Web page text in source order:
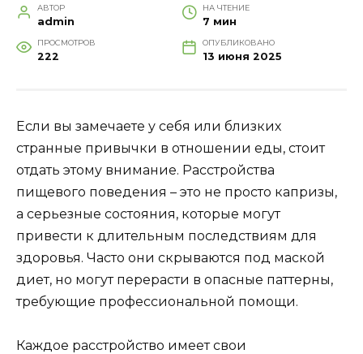
АВТОР
admin
НА ЧТЕНИЕ
7 мин
ПРОСМОТРОВ
222
ОПУБЛИКОВАНО
13 июня 2025
Если вы замечаете у себя или близких
странные привычки в отношении еды, стоит
отдать этому внимание. Расстройства
пищевого поведения – это не просто капризы,
а серьезные состояния, которые могут
привести к длительным последствиям для
здоровья. Часто они скрываются под маской
диет, но могут перерасти в опасные паттерны,
требующие профессиональной помощи.
Каждое расстройство имеет свои